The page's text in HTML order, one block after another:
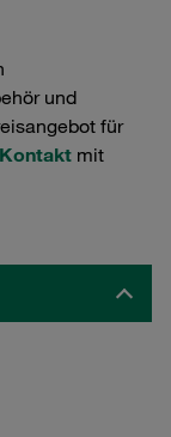
und
für
Kontakt mit